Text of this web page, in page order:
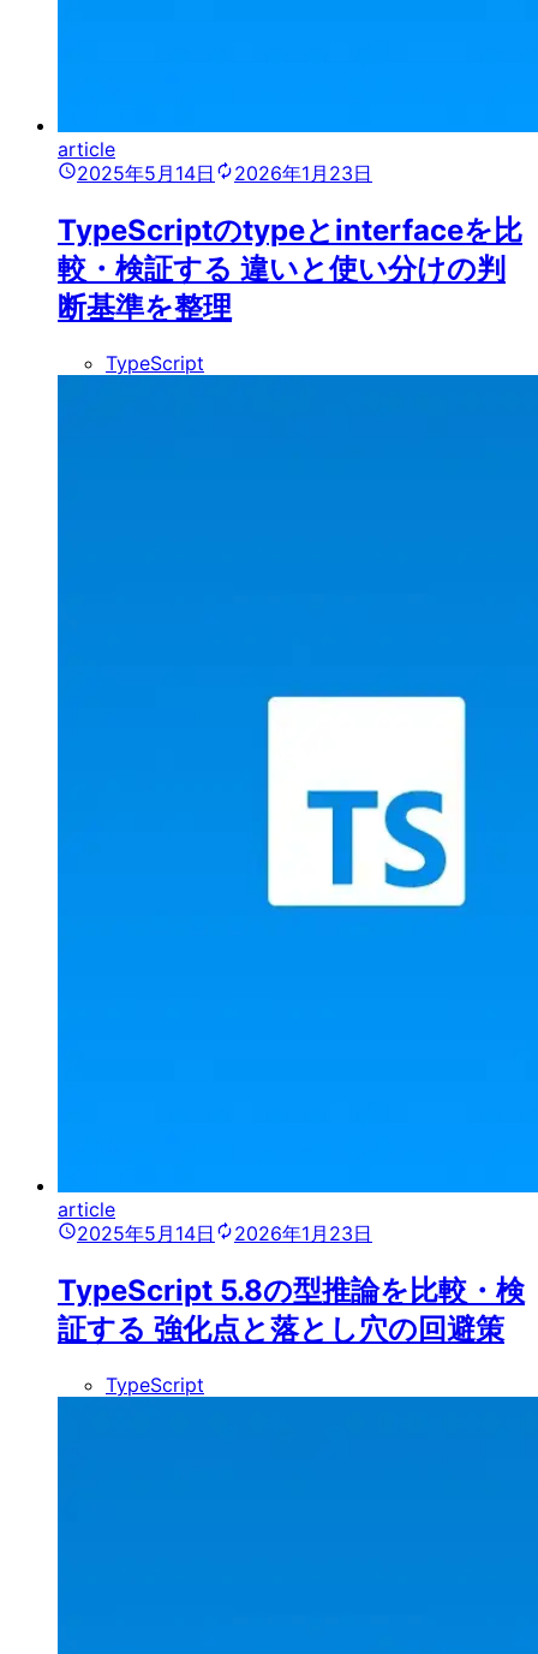
article
2025年5月14日
2026年1月23日
TypeScriptのtypeとinterfaceを比
較・検証する 違いと使い分けの判
断基準を整理
TypeScript
article
2025年5月14日
2026年1月23日
TypeScript 5.8の型推論を比較・検
証する 強化点と落とし穴の回避策
TypeScript